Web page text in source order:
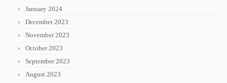
January 2024
December 2023
November 2023
October 2023
September 2023
August 2023